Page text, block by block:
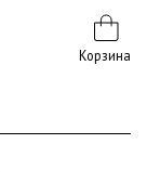
Корзина